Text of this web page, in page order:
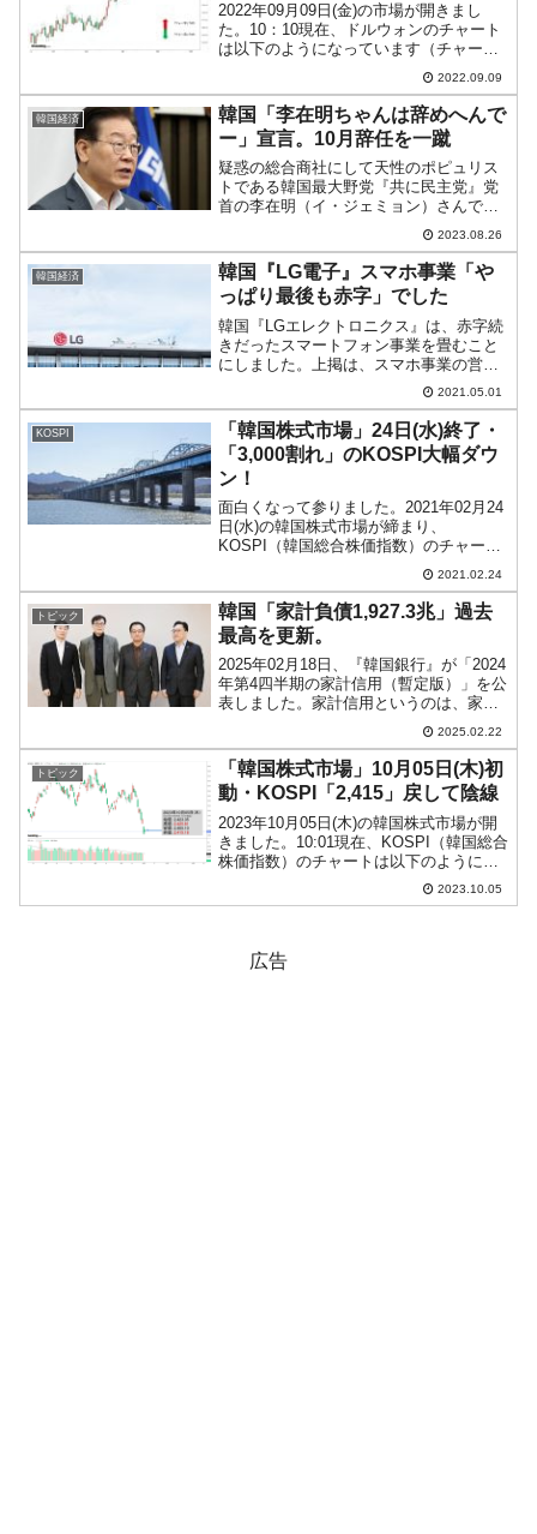
2022年09月09日(金)の市場が開きまし
た。10：10現在、ドルウォンのチャート
は以下のようになっています（チャート
は『Investing.com』より引用）。これか
ら調整が入るかもしれませんが、前日は
「1ドル＝1,384ウォン」で締ま...
2022.09.09
韓国経済
韓国「李在明ちゃんは辞めへんで
ー」宣言。10月辞任を一蹴
疑惑の総合商社にして天性のポピュリス
トである韓国最大野党『共に民主党』党
首の李在明（イ・ジェミョン）さんです
が、ますます身が危なくなっています。
Money1でも以下の記事でご紹介したこと
のある「第三者賄賂提供疑惑」につい
て、検察は参考人から...
2023.08.26
韓国経済
韓国『LG電子』スマホ事業「や
っぱり最後も赤字」でした
韓国『LGエレクトロニクス』は、赤字続
きだったスマートフォン事業を畳むこと
にしました。上掲は、スマホ事業の営業
利益の推移を示したものです（四半期
毎）。見事にずっと「0」の下にあること
がお分かりいただけるでしょう。どこか
中国企業に事業を売却で...
2021.05.01
KOSPI
「韓国株式市場」24日(水)終了・
「3,000割れ」のKOSPI大幅ダウ
ン！
面白くなって参りました。2021年02月24
日(水)の韓国株式市場が締まり、
KOSPI（韓国総合株価指数）のチャート
は以下のようになりました（チャートは
『Investing.com』より引用）。本日は長
い陰線になり、KOSPIは大きくダウン...
2021.02.24
トピック
韓国「家計負債1,927.3兆」過去
最高を更新。
2025年02月18日、『韓国銀行』が「2024
年第4四半期の家計信用（暫定版）」を公
表しました。家計信用というのは、家計
が金融会社から借りた貸し出し金額と、
カード使用額などの販売信用を合わせた
もの。簡単にいえば、家計が負債（返済
しなければ...
2025.02.22
トピック
「韓国株式市場」10月05日(木)初
動・KOSPI「2,415」戻して陰線
2023年10月05日(木)の韓国株式市場が開
きました。10:01現在、KOSPI（韓国総合
株価指数）のチャートは以下のようにな
『Investing.com』より引用）。アゲて始
2023.10.05
広告